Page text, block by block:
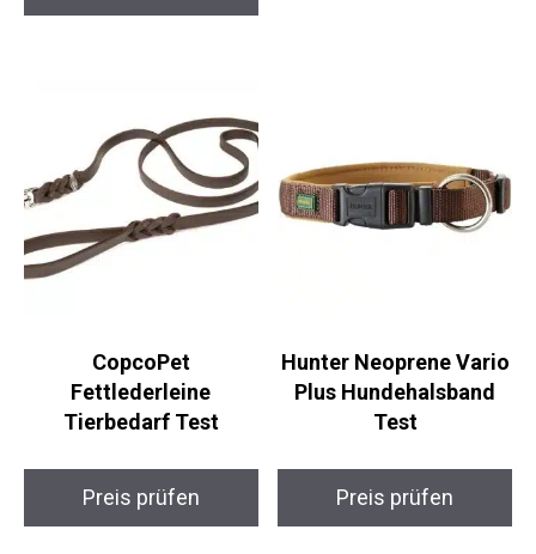
CopcoPet
Fettlederleine
Tierbedarf Test
Preis prüfen
Hunter Neoprene Vario
Plus Hundehalsband
Test
Preis prüfen